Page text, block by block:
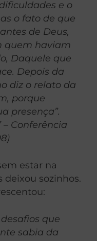
e o
o fato de que
de Deus,
quem haviam
Daquele que
Depois da
diz o relato da
porque
presença”.
– Conferência
estar na
deixou sozinhos.
que
sabia da